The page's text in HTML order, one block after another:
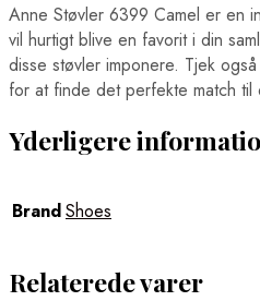
Anne Støvler 6399 Camel er en
vil hurtigt blive en favorit i din
disse støvler imponere. Tjek
for at finde det perfekte match til
Yderligere
BrandShoes
Relaterede varer